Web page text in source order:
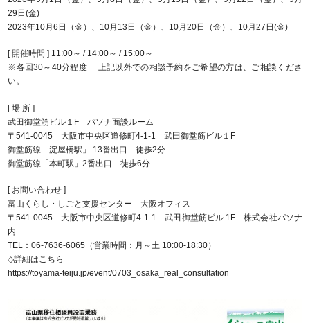
29日(金)
2023年10月6日（金）、10月13日（金）、10月20日（金）、10月27日(金)
[ 開催時間 ] 11:00～ / 14:00～ / 15:00～
※各回30～40分程度 上記以外での相談予約をご希望の方は、ご相談くださ
い。
[ 場 所 ]
武田御堂筋ビル１F パソナ面談ルーム
〒541-0045 大阪市中央区道修町4-1-1 武田御堂筋ビル１F
御堂筋線「淀屋橋駅」 13番出口 徒歩2分
御堂筋線「本町駅」2番出口 徒歩6分
[ お問い合わせ ]
富山くらし・しごと支援センター 大阪オフィス
〒541-0045 大阪市中央区道修町4-1-1 武田御堂筋ビル 1F 株式会社パソナ
内
TEL：06-7636-6065（営業時間：月～土 10:00-18:30）
◇詳細はこちら
https://toyama-teiju.jp/event/0703_osaka_real_consultation